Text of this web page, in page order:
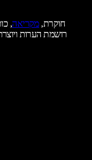
חוקרת,מקריאה,
רושמת הערות